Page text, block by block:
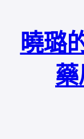
曉璐